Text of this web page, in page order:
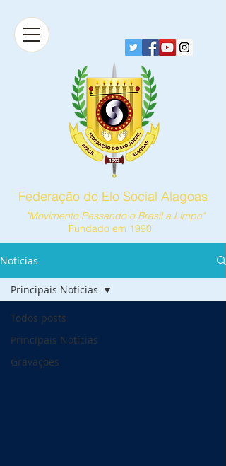
Federação do Elo Social Alagoas
"Movimento Passando o Brasil a Limpo"
Fundado em 1990
Notícias
Todos posts
Principais Notícias
Gravações
Principais Notícias